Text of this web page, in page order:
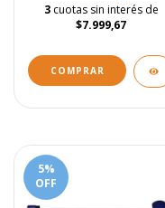
3 cuotas sin interés de
$7.999,67
5%
OFF